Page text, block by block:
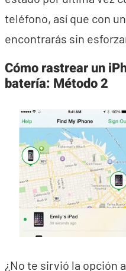
teléfono, así que con
encontrarás sin
Cómo rastrear un
batería: Método 2
¿No te sirvió la opción